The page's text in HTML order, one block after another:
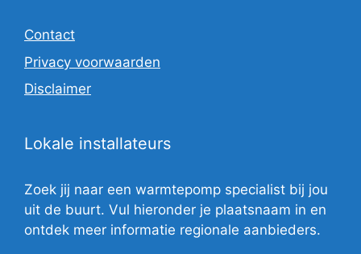
Contact
Privacy voorwaarden
Disclaimer
Lokale installateurs
Zoek jij naar een warmtepomp specialist bij jou
uit de buurt. Vul hieronder je plaatsnaam in en
ontdek meer informatie regionale aanbieders.